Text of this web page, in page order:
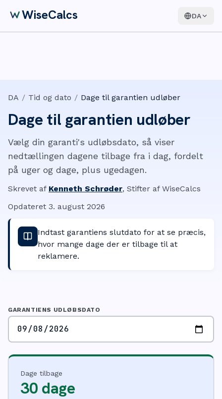
WiseCalcs DA
DA / Tid og dato / Dage til garantien udløber
Dage til garantien udløber
Vælg din garanti's udløbsdato, så viser
nedtællingen dagene tilbage fra i dag, fordelt
på uger og dage, plus ugedagen.
Skrevet af Kenneth Schrøder, Stifter af WiseCalcs
Opdateret 3. august 2026
Indtast garantiens slutdato for at se præcis,
hvor mange dage der er tilbage til at
reklamere.
GARANTIENS UDLØBSDATO
Dage tilbage
30 dage